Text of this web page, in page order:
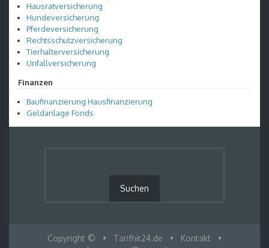
Hausratversicherung
Hundeversicherung
Pferdeversicherung
Rechtsschutzversicherung
Tierhalterversicherung
Unfallversicherung
Finanzen
Baufinanzierung Hausfinanzierung
Geldanlage Fonds
Copyright © • Tarifhit24.de • Kontakt
•